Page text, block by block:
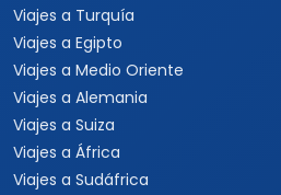
Viajes a Turquía
Viajes a Egipto
Viajes a Medio Oriente
Viajes a Alemania
Viajes a Suiza
Viajes a África
Viajes a Sudáfrica